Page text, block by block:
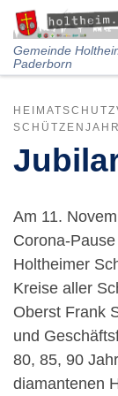
Skip to content
Gemeinde
Paderborn
Am 11.
Corona-
Holtheimer
Kreise aller
Oberst Frank
und
80, 85, 90
diamantenen